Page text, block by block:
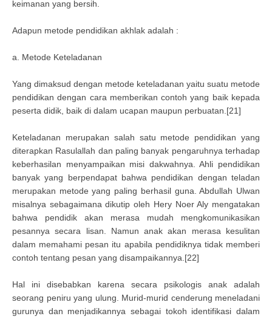
keimanan yang bersih.
Adapun metode pendidikan akhlak adalah :
a. Metode Keteladanan
Yang dimaksud dengan metode keteladanan yaitu suatu metode
pendidikan dengan cara memberikan contoh yang baik kepada
peserta didik, baik di dalam ucapan maupun perbuatan.[21]
Keteladanan merupakan salah satu metode pendidikan yang
diterapkan Rasulallah dan paling banyak pengaruhnya terhadap
keberhasilan menyampaikan misi dakwahnya. Ahli pendidikan
banyak yang berpendapat bahwa pendidikan dengan teladan
merupakan metode yang paling berhasil guna. Abdullah Ulwan
misalnya sebagaimana dikutip oleh Hery Noer Aly mengatakan
bahwa pendidik akan merasa mudah mengkomunikasikan
pesannya secara lisan. Namun anak akan merasa kesulitan
dalam memahami pesan itu apabila pendidiknya tidak memberi
contoh tentang pesan yang disampaikannya.[22]
Hal ini disebabkan karena secara psikologis anak adalah
seorang peniru yang ulung. Murid-murid cenderung meneladani
gurunya dan menjadikannya sebagai tokoh identifikasi dalam